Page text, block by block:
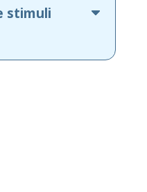
stimuli